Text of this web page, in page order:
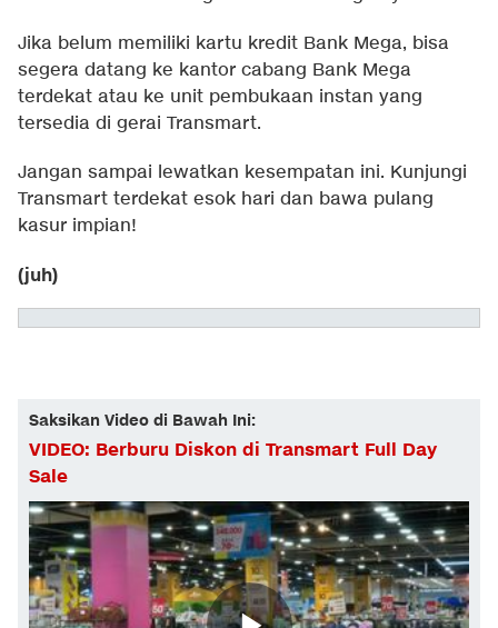
Jika belum memiliki kartu kredit Bank Mega, bisa
segera datang ke kantor cabang Bank Mega
terdekat atau ke unit pembukaan instan yang
tersedia di gerai Transmart.
Jangan sampai lewatkan kesempatan ini. Kunjungi
Transmart terdekat esok hari dan bawa pulang
kasur impian!
(juh)
Saksikan Video di Bawah Ini:
VIDEO: Berburu Diskon di Transmart Full Day
Sale